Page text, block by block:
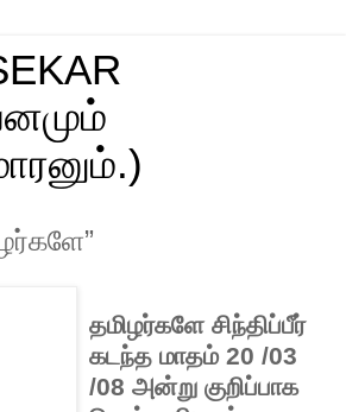
தமிழர்களே சிந்திப்பீர்
கடந்த மாதம் 20 /03
/08 அன்று குறிப்பாக